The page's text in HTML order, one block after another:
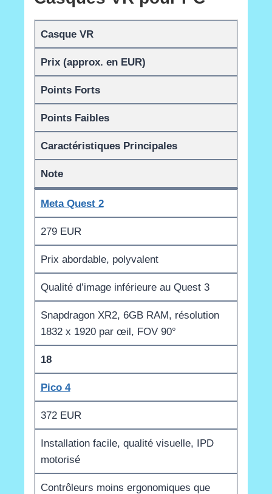
Casque VR
Prix (approx. en EUR)
Points Forts
Points Faibles
Caractéristiques Principales
Note
Meta Quest 2
279 EUR
Prix abordable, polyvalent
Qualité d’image inférieure au Quest 3
Snapdragon XR2, 6GB RAM, résolution
1832 x 1920 par œil, FOV 90°
18
Pico 4
372 EUR
Installation facile, qualité visuelle, IPD
motorisé
Contrôleurs moins ergonomiques que